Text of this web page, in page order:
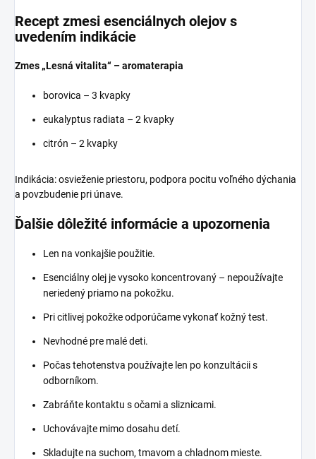
Recept zmesi esenciálnych olejov s
uvedením indikácie
Zmes „Lesná vitalita“ – aromaterapia
borovica – 3 kvapky
eukalyptus radiata – 2 kvapky
citrón – 2 kvapky
Indikácia: osvieženie priestoru, podpora pocitu voľného dýchania
a povzbudenie pri únave.
Ďalšie dôležité informácie a upozornenia
Len na vonkajšie použitie.
Esenciálny olej je vysoko koncentrovaný – nepoužívajte
neriedený priamo na pokožku.
Pri citlivej pokožke odporúčame vykonať kožný test.
Nevhodné pre malé deti.
Počas tehotenstva používajte len po konzultácii s
odborníkom.
Zabráňte kontaktu s očami a sliznicami.
Uchovávajte mimo dosahu detí.
Skladujte na suchom, tmavom a chladnom mieste.